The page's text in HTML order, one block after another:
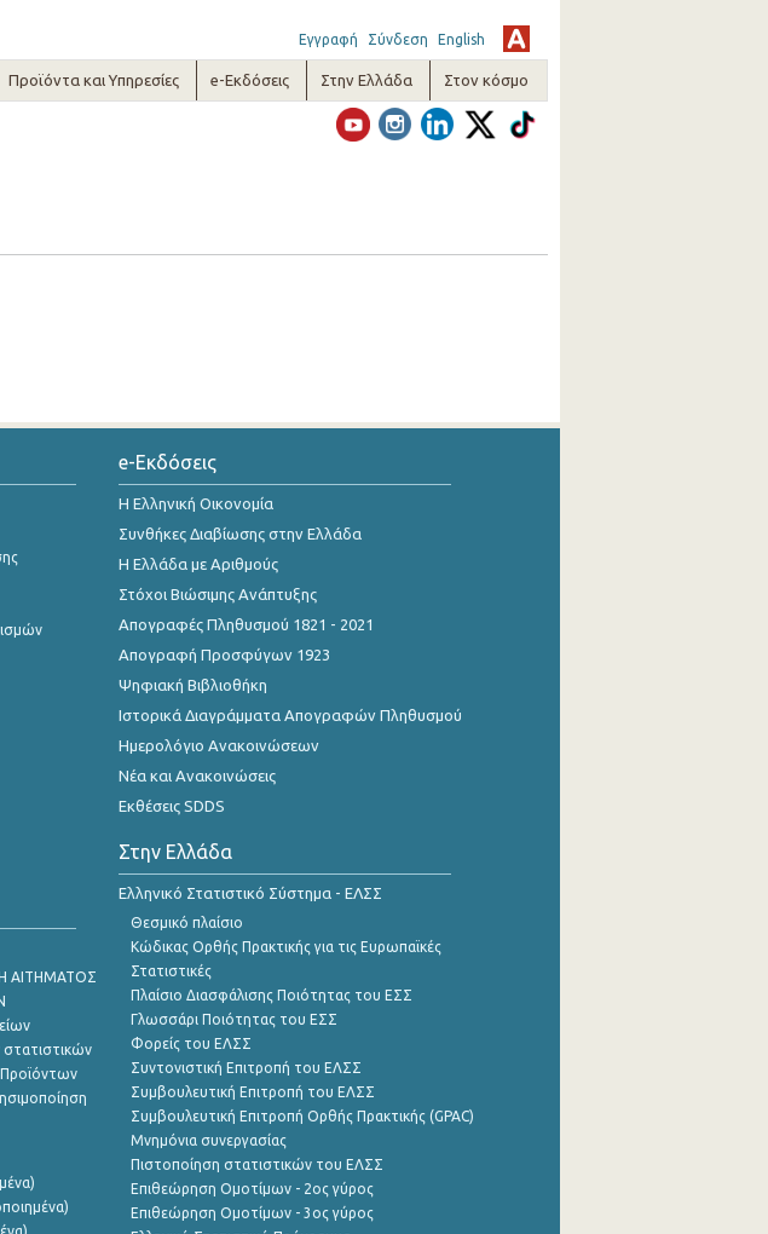
Εγγραφή Σύνδεση English
Προϊόντα και Υπηρεσίες e-Εκδόσεις Στην Ελλάδα Στον κόσμο
ΑΙΤΗΜΑΤΟΣ
Προϊόντων
e-Εκδόσεις
Η Ελληνική Οικονομία
Συνθήκες Διαβίωσης στην Ελλάδα
Η Ελλάδα με Αριθμούς
Στόχοι Βιώσιμης Ανάπτυξης
Απογραφές Πληθυσμού 1821 - 2021
Απογραφή Προσφύγων 1923
Ψηφιακή Βιβλιοθήκη
Ιστορικά Διαγράμματα Απογραφών Πληθυσμού
Ημερολόγιο Ανακοινώσεων
Νέα και Ανακοινώσεις
Εκθέσεις SDDS
Στην Ελλάδα
Ελληνικό Στατιστικό Σύστημα - ΕΛΣΣ
Θεσμικό πλαίσιο
Κώδικας Ορθής Πρακτικής για τις Ευρωπαϊκές
Στατιστικές
Πλαίσιο Διασφάλισης Ποιότητας του ΕΣΣ
Γλωσσάρι Ποιότητας του ΕΣΣ
Φορείς του ΕΛΣΣ
Συντονιστική Επιτροπή του ΕΛΣΣ
Συμβουλευτική Επιτροπή του ΕΛΣΣ
Συμβουλευτική Επιτροπή Ορθής Πρακτικής (GPAC)
Μνημόνια συνεργασίας
Πιστοποίηση στατιστικών του ΕΛΣΣ
Επιθεώρηση Ομοτίμων - 2ος γύρος
Επιθεώρηση Ομοτίμων - 3ος γύρος